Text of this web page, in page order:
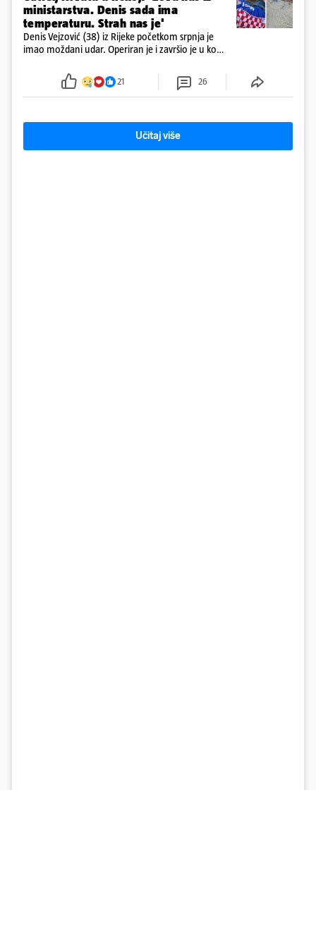
ministarstva. Denis sada ima
temperaturu. Strah nas je'
Denis Vejzović (38) iz Rijeke početkom srpnja je
imao moždani udar. Operiran je i završio je u komi.
tamošnji liječnici ne vjeruju u oporavak: 'Imamo
21 26
Učitaj više